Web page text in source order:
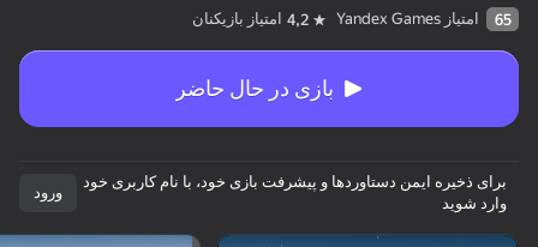
65 امتیاز Yandex Games 4,2 امتیاز بازیکنان
بازی در حال حاضر
برای ذخیره ایمن دستاوردها و پیشرفت بازی خود، با نام کاربری خود
وارد شوید
ورود